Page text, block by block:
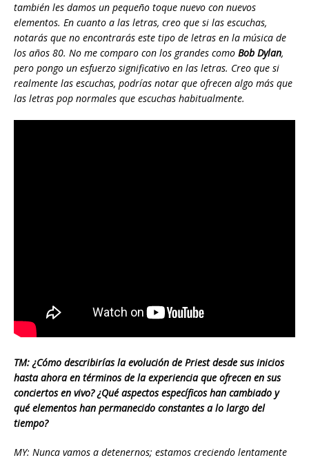
también les damos un pequeño toque nuevo con nuevos
elementos. En cuanto a las letras, creo que si las escuchas,
notarás que no encontrarás este tipo de letras en la música de
los años 80. No me comparo con los grandes como Bob Dylan,
pero pongo un esfuerzo significativo en las letras. Creo que si
realmente las escuchas, podrías notar que ofrecen algo más que
las letras pop normales que escuchas habitualmente.
TM: ¿Cómo describirías la evolución de Priest desde sus inicios
hasta ahora en términos de la experiencia que ofrecen en sus
conciertos en vivo? ¿Qué aspectos específicos han cambiado y
qué elementos han permanecido constantes a lo largo del
tiempo?
MY: Nunca vamos a detenernos; estamos creciendo lentamente